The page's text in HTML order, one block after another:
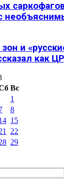
и
как
Вс
1
8
15
22
29